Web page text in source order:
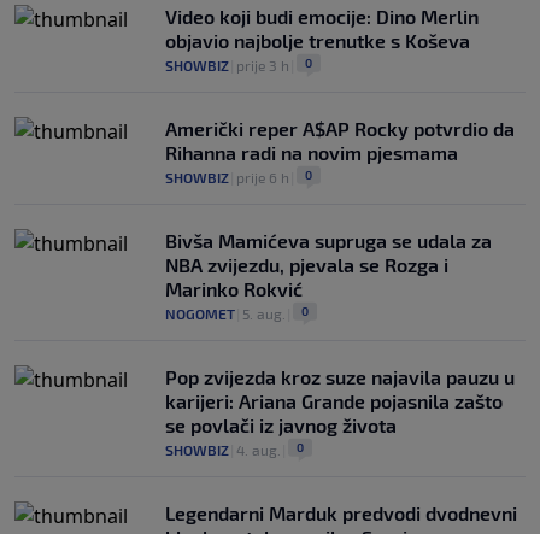
Video koji budi emocije: Dino Merlin
objavio najbolje trenutke s Koševa
SHOWBIZ prije 3 h 0
Američki reper A$AP Rocky potvrdio da
Rihanna radi na novim pjesmama
SHOWBIZ prije 6 h 0
Bivša Mamićeva supruga se udala za
NBA zvijezdu, pjevala se Rozga i
Marinko Rokvić
NOGOMET 5. aug. 0
Pop zvijezda kroz suze najavila pauzu u
karijeri: Ariana Grande pojasnila zašto
se povlači iz javnog života
SHOWBIZ 4. aug. 0
Legendarni Marduk predvodi dvodnevni